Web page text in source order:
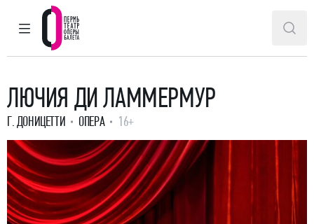
ГЛАВНОЕ МЕНЮ
Пермский театр оперы и балета
ЛЮЧИЯ ДИ ЛАММЕРМУР
Г. ДОНИЦЕТТИ ОПЕРА 16+